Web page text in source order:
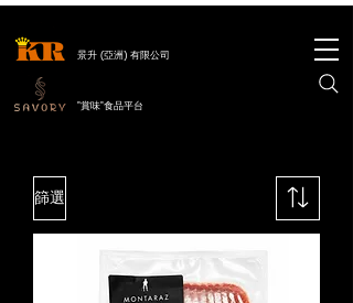
景升 (亞洲) 有限公司
"賞味"食品平台
篩選